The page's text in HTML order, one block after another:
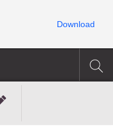
Download